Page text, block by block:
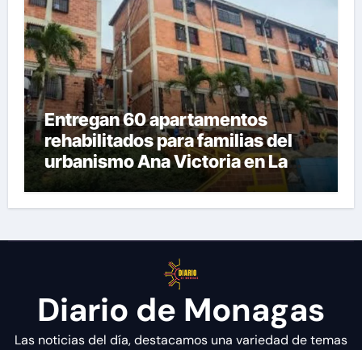
Entregan 60 apartamentos
rehabilitados para familias del
urbanismo Ana Victoria en La
Guaira
Diario de Monagas
Las noticias del día, destacamos una variedad de temas